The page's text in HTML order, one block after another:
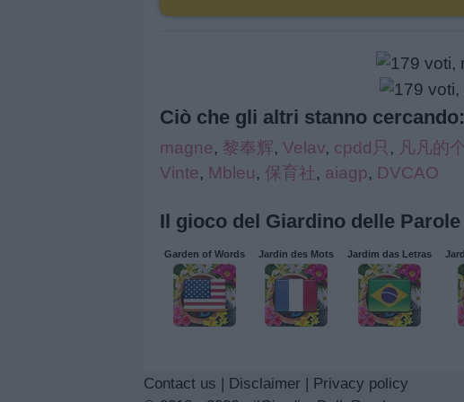
Ciò che gli altri stanno cercando:
magne, 黎奉辉, Velav, cpdd只 , 凡凡的
Vinte, Mbleu, 保育社, aiagp, DVCAO
Il gioco del Giardino delle
Garden of Words Jardin des Mots Jardim das Letras
Contact us | Disclaimer | Privacy policy